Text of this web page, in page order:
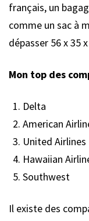
français, un
comme un sac à
dépasser 56 x 35
Mon top des
Delta
American
United Airlines
Hawaiian
Southwest
Il existe des